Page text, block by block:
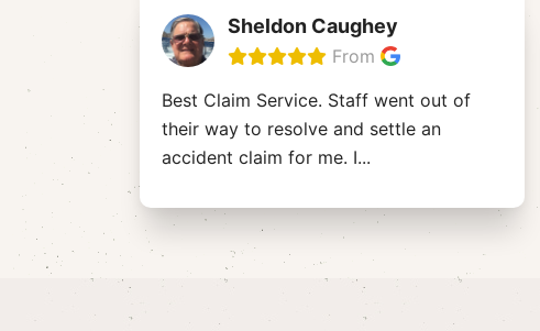
Sheldon Caughey
From
Best Claim Service. Staff went out of
their way to resolve and settle an
accident claim for me. I...